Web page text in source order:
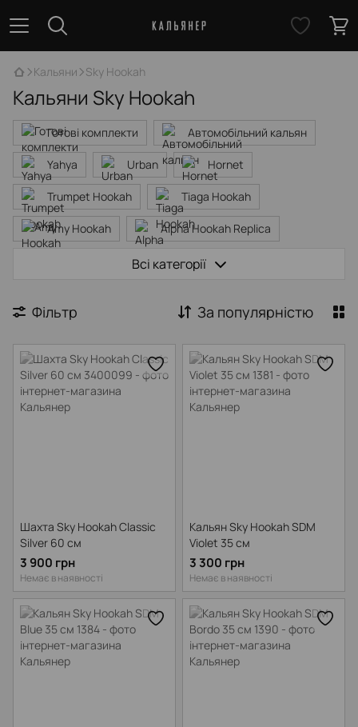
Кальяни Sky Hookah
Кальяни Sky Hookah
Готові комплекти Автомобільний кальян
Yahya Urban Hornet
Trumpet Hookah Tiaga Hookah
Amy Hookah Alpha Hookah Replica
Garden
Sunrise Hookah Stealler Boost
Sky Hookah Sunpipe Storm
Gipsy Hookah Gramm Hookah
Всі категорії
Фільтр За популярністю
Шахта Sky Hookah Classic
Silver 60 см
3 900 грн
Немає в наявності
Кальян Sky Hookah SDM
Violet 35 см
3 300 грн
Немає в наявності